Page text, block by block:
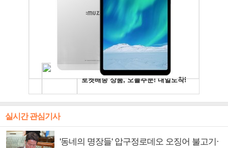
실시간 관심기사
'동네의 명장들' 압구정로데오 오징어 불고기·